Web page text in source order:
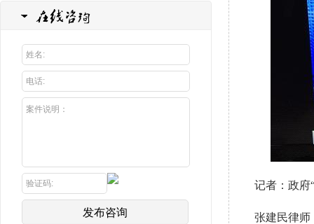
记者：政府
张建民律师